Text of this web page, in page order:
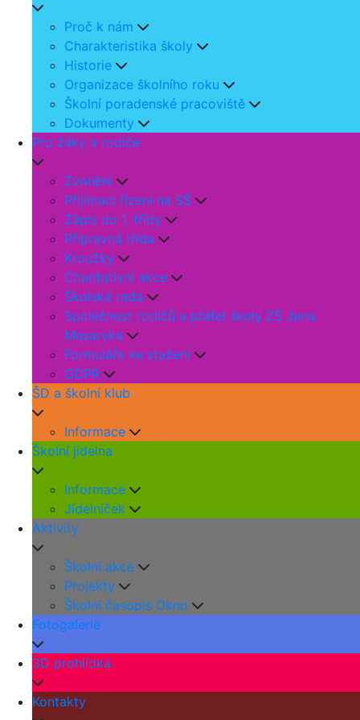
Proč k nám
Charakteristika školy
Historie
Organizace školního roku
Školní poradenské pracoviště
Dokumenty
Pro žáky a rodiče
Zvonění
Přijímací řízení na SŠ
Zápis do 1. třídy
Přípravná třída
Kroužky
Charitativní akce
Školská rada
Společnost rodičů a přátel školy ZŠ Jana
Masaryka
Formuláře ke stažení
GDPR
ŠD a školní klub
Informace
Školní jídelna
Informace
Jídelníček
Aktivity
Školní akce
Projekty
Školní časopis Okno
Fotogalerie
3D prohlídka
Kontakty